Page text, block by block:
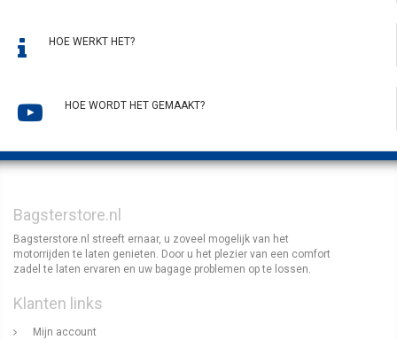
HOE WERKT HET?
HOE WORDT HET GEMAAKT?
Bagsterstore.nl
Bagsterstore.nl streeft ernaar, u zoveel mogelijk van het
motorrijden te laten genieten. Door u het plezier van een comfort
zadel te laten ervaren en uw bagage problemen op te lossen.
Klanten links
Mijn account